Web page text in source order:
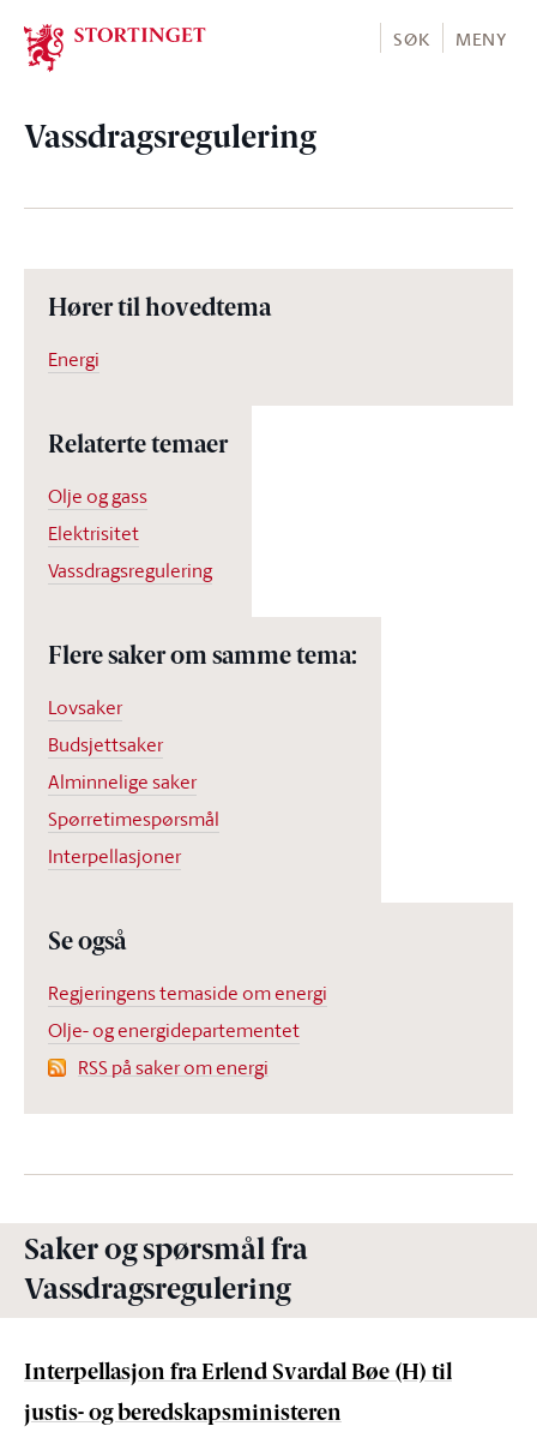
Stortinget.no
SØK MENY
Vassdragsregulering
Hører til hovedtema
Energi
Relaterte temaer
Olje og gass
Elektrisitet
Vassdragsregulering
Flere saker om samme tema:
Lovsaker
Budsjettsaker
Alminnelige saker
Spørretimespørsmål
Interpellasjoner
Se også
Regjeringens temaside om energi
Olje- og energidepartementet
RSS på saker om energi
Saker og spørsmål fra
Vassdragsregulering
Interpellasjon fra Erlend Svardal Bøe (H) til
justis- og beredskapsministeren